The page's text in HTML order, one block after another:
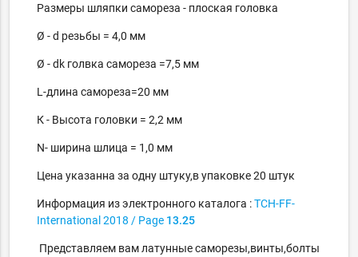
Размеры шляпки самореза - плоская головка
Ø - d резьбы = 4,0 мм
Ø - dk голвка самореза =7,5 мм
L-длина самореза=20 мм
К - Высота головки = 2,2 мм
N- ширина шлица = 1,0 мм
Цена указанна за одну штуку,в упаковке 20 штук
Информация из электронного каталога :TCH-FF-
International2018 / Page 13.25
Представляем вам латунные саморезы,винты,болты